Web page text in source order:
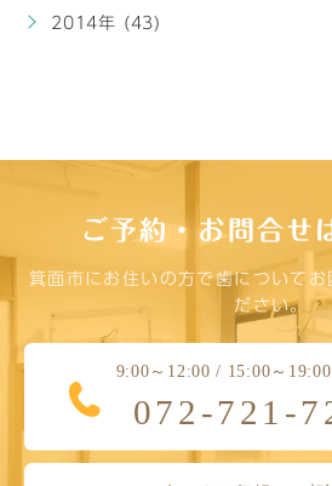
2014年 (43)
ご予約・お問合せ
箕面市にお住いの方で歯について
ださい。